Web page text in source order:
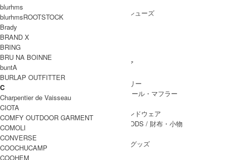
OTHER SHOES
/ その他シューズ
GOODS
GOODS ALL ITEM
/ 帽子・ヘッドウェア
BAG
ACCESSARY
/ アクセサリー
/ ストール・マフラー
LEG WEAR
HAND WEAR
/ 手袋・ハンドウェア
WALLET&GENERAL GOODS / 財布・小物
/ その他グッズ
blurhms
blurhmsROOTSTOCK
Brady
BRAND X
BRING
BRU NA BOINNE
buntA
BURLAP OUTFITTER
C
Charpentier de Vaisseau
CIOTA
COMFY OUTDOOR GARMENT
COMOLI
CONVERSE
COOCHUCAMP
COOHEM